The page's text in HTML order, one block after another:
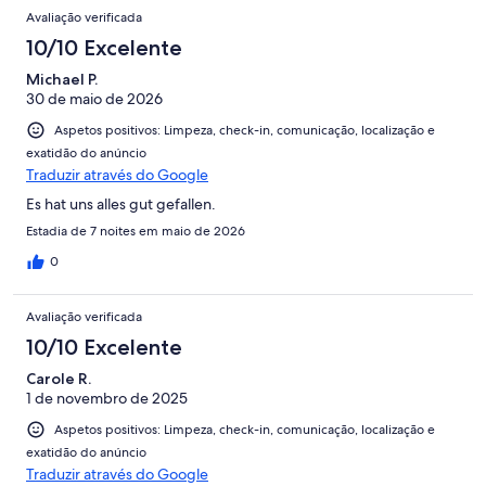
Avaliação verificada
10/10 Excelente
Michael P.
30 de maio de 2026
Aspetos positivos: Limpeza, check-in, comunicação, localização e
exatidão do anúncio
Traduzir através do Google
Es hat uns alles gut gefallen.
Estadia de 7 noites em maio de 2026
0
Avaliação verificada
10/10 Excelente
Carole R.
1 de novembro de 2025
Aspetos positivos: Limpeza, check-in, comunicação, localização e
exatidão do anúncio
Traduzir através do Google